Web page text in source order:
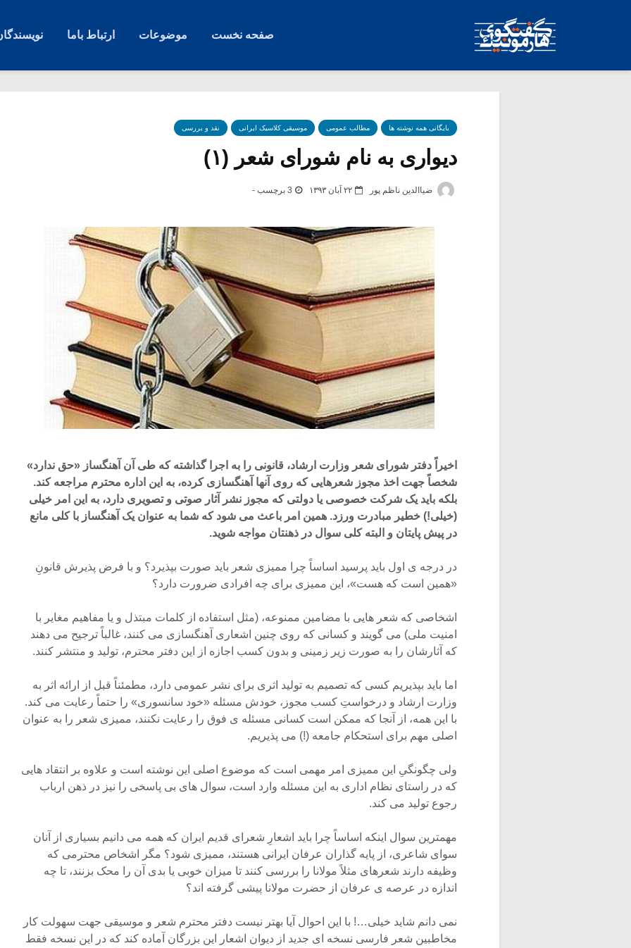
صفحه نخست موضوعات ارتباط باما
بایگانی همه نوشته ها مطالب عمومی موسیقی کلاسیک ایرانی نقد و بررسی
دیواری به نام شورای شعر (۱)
ضیاالدین ناظم پور ۲۲ آبان ۱۳۹۳ 3 برچسب -
اخیراً دفتر شورای شعر وزارت ارشاد، قانونی را به اجرا گذاشته که طی آن آهنگساز «حق ندارد»
شخصاً جهت اخذ مجوز شعرهایی که روی آنها آهنگسازی کرده، به این اداره محترم مراجعه کند.
بلکه باید یک شرکت خصوصی یا دولتی که مجوز نشر آثار صوتی و تصویری دارد، به این امر خیلی
(خیلی!) خطیر مبادرت ورزد. همین امر باعث می شود که شما به عنوان یک آهنگساز با کلی مانع
در پیش پایتان و البته کلی سوال در ذهنتان مواجه شوید.
در درجه ی اول باید پرسید اساساً چرا ممیزی شعر باید صورت بپذیرد؟ و با فرض پذیرش قانونِ
«همین است که هست»، این ممیزی برای چه افرادی ضرورت دارد؟
اشخاصی که شعر هایی با مضامین ممنوعه، (مثل استفاده از کلمات مبتذل و یا مفاهیم مغایر با
امنیت ملی) می گویند و کسانی که روی چنین اشعاری آهنگسازی می کنند، غالباً ترجیح می دهند
که آثارشان را به صورت زیر زمینی و بدون کسب اجازه از این دفتر محترم، تولید و منتشر کنند.
اما باید بپذیریم کسی که تصمیم به تولید اثری برای نشر عمومی دارد، مطمئناً قبل از ارائه اثر به
وزارت ارشاد و درخواستِ کسب مجوز، خودش مسئله «خود سانسوری» را حتماً رعایت می کند.
با این همه، از آنجا که ممکن است کسانی مسئله ی فوق را رعایت نکنند، ممیزی شعر را به عنوان
اصلی مهم برای استحکام جامعه (!) می پذیریم.
ولی چگونگیِ این ممیزی امر مهمی است که موضوع اصلی این نوشته است و علاوه بر انتقاد هایی
که در راستای نظام اداری به این مسئله وارد است، سوال های بی پاسخی را نیز در ذهن ارباب
رجوع تولید می کند.
مهمترین سوال اینکه اساساً چرا باید اشعارِ شعرای قدیم ایران که همه می دانیم بسیاری از آنان
سوای شاعری، از پایه گذاران عرفان ایرانی هستند، ممیزی شود؟ مگر اشخاص محترمی که
وظیفه دارند شعرهای مثلاً مولانا را بررسی کنند تا میزان خوبی یا بدی آن را محک بزنند، تا چه
اندازه در عرصه ی عرفان از حضرت مولانا پیشی گرفته اند؟
نمی دانم شاید خیلی…! با این احوال آیا بهتر نیست دفتر محترم شعر و موسیقی جهت سهولت کار
مخاطبین شعر فارسی نسخه ای جدید از دیوان اشعار این بزرگان آماده کند که در این نسخه فقط